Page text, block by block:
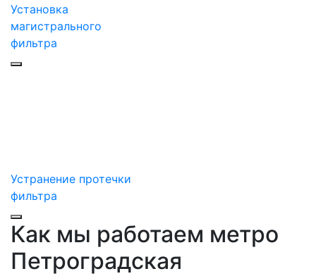
Установка
магистрального
фильтра
Устранение протечки
фильтра
Как мы работаем метро
Петроградская